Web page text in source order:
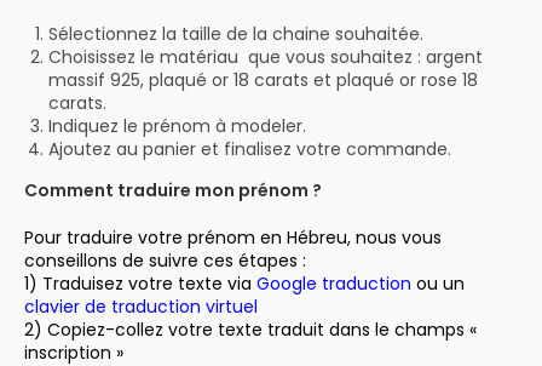
Sélectionnez la taille de la chaine souhaitée.
Choisissez le matériau que vous souhaitez : argent
massif 925, plaqué or 18 carats et plaqué or rose 18
carats.
Indiquez le prénom à modeler.
Ajoutez au panier et finalisez votre commande.
Comment traduire mon prénom ?
Pour traduire votre prénom en Hébreu, nous vous
conseillons de suivre ces étapes :
1) Traduisez votre texte via Google traduction ou un
clavier de traduction virtuel
2) Copiez-collez votre texte traduit dans le champs «
inscription »